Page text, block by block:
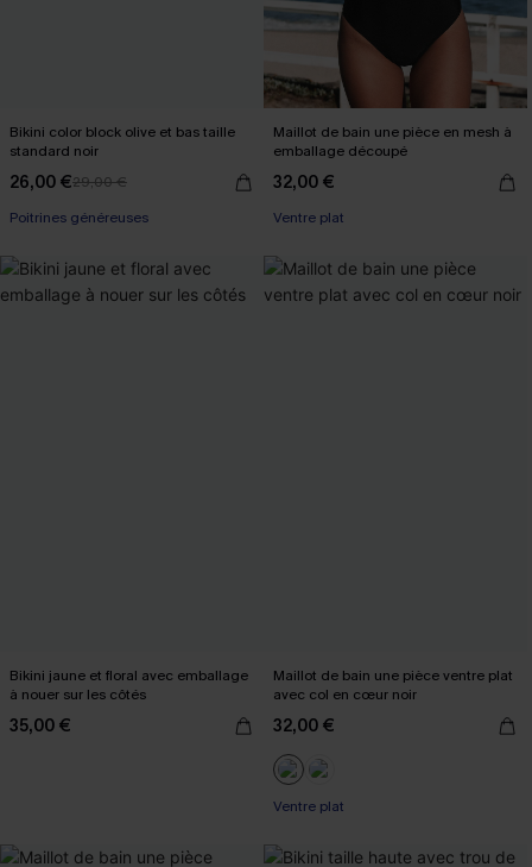
Bikini color block olive et bas taille
standard noir
26,00 €29,00 €
Poitrines généreuses
Maillot de bain une pièce en mesh à
emballage découpé
32,00 €
Ventre plat
Bikini jaune et floral avec emballage
à nouer sur les côtés
35,00 €
Maillot de bain une pièce ventre plat
avec col en cœur noir
32,00 €
Ventre plat